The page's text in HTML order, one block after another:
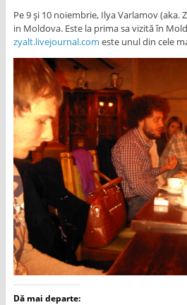
Pe 9 și 10 noiembrie, Ilya Varlamov
in Moldova. Este la prima sa vizită în
zyalt.livejournal.com este unul din cele
Dă mai departe: